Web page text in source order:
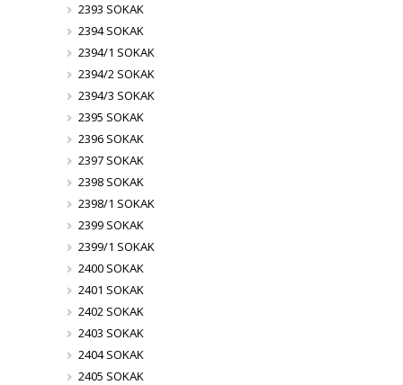
2393 SOKAK
2394 SOKAK
2394/1 SOKAK
2394/2 SOKAK
2394/3 SOKAK
2395 SOKAK
2396 SOKAK
2397 SOKAK
2398 SOKAK
2398/1 SOKAK
2399 SOKAK
2399/1 SOKAK
2400 SOKAK
2401 SOKAK
2402 SOKAK
2403 SOKAK
2404 SOKAK
2405 SOKAK